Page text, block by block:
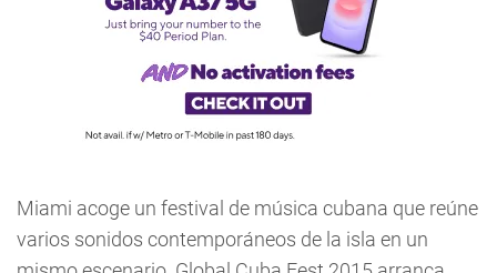
Miami acoge un festival de música cubana que reúne
varios sonidos contemporáneos de la isla en un